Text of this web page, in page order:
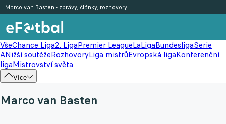
VšeChance Liga2. LigaPremier LeagueLaLigaBundesligaSerie
ANižší soutěžeRozhovoryLiga mistrůEvropská ligaKonferenční
ligaMistrovství světa
Více
Marco van Basten - zprávy, články, rozhovory
Marco van Basten